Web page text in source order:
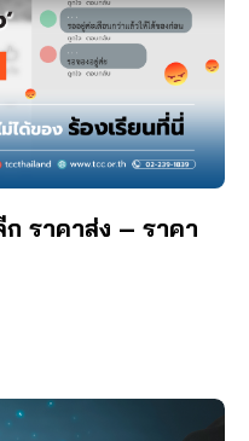
ราคาส่ง – ราคา